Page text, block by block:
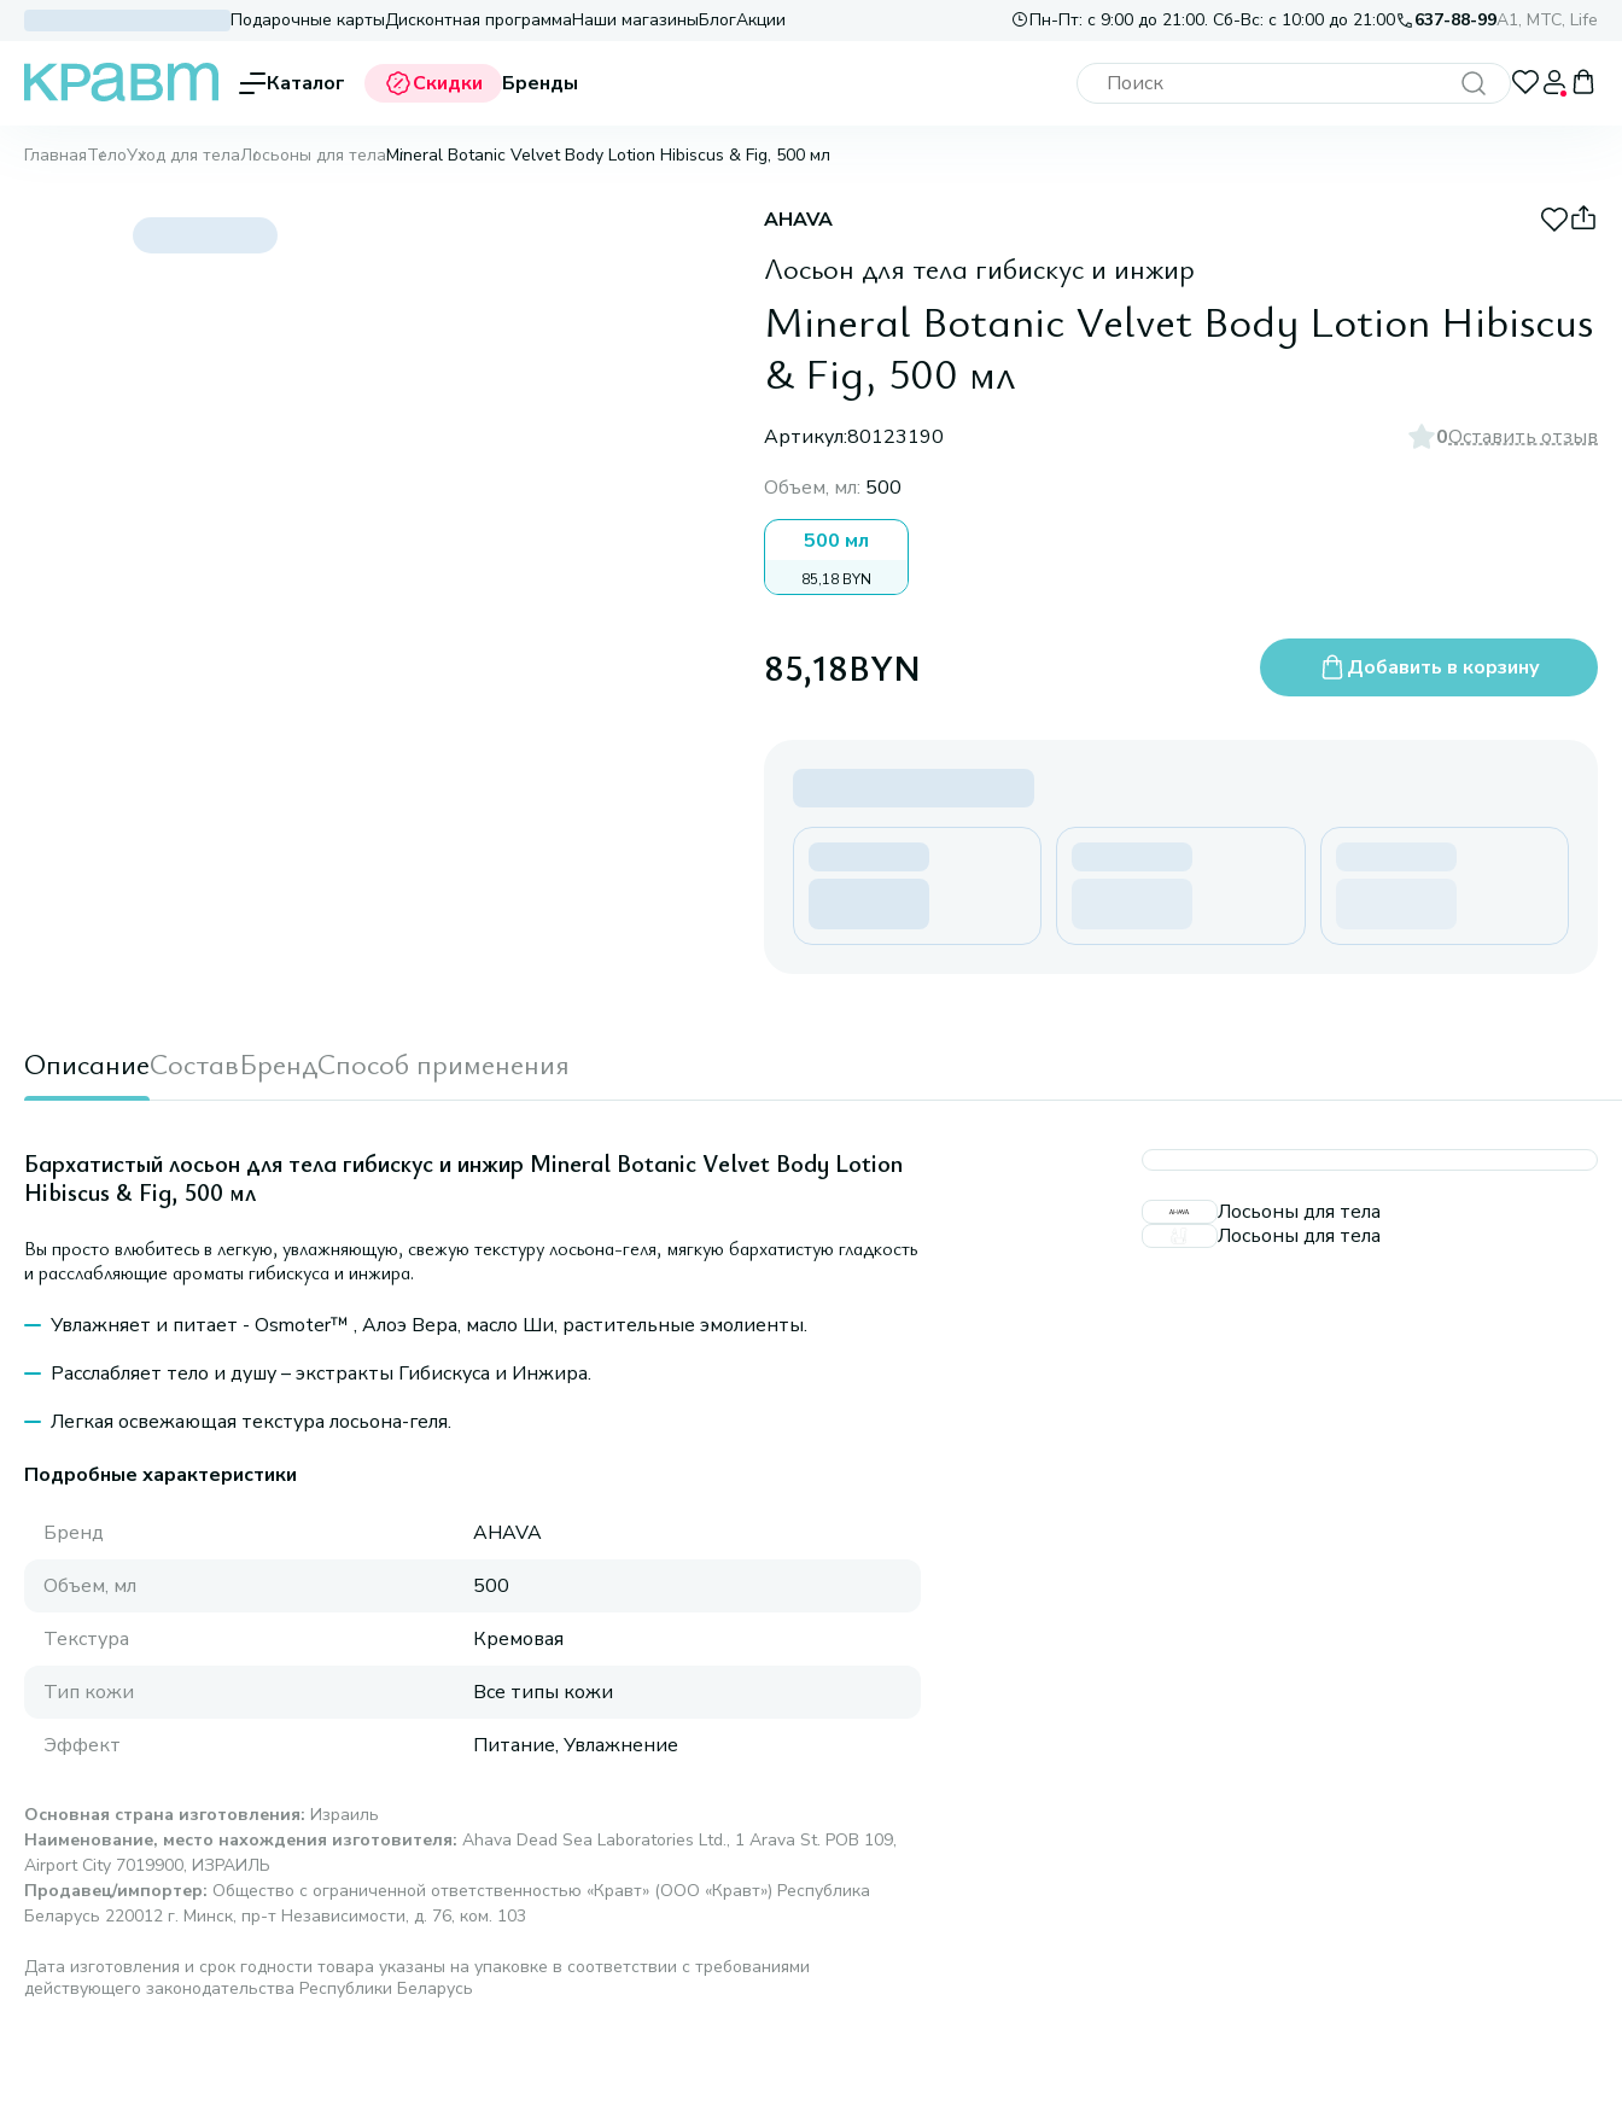
Подарочные картыДисконтная программаНаши магазиныБлогАкции Пн-Пт: с 9:00 до 21:00. Сб-Вс: с 10:00 до 21:00 637-88-99A1, МТС, Life
Каталог Скидки Бренды
ГлавнаяТелоУход для телаЛосьоны для телаMineral Botanic Velvet Body Lotion Hibiscus & Fig, 500 мл
AHAVA
Лосьон для тела гибискус и инжир
Mineral Botanic Velvet Body Lotion Hibiscus
& Fig, 500 мл
Артикул:80123190 0Оставить отзыв
Объем, мл: 500
500 мл
85,18 BYN
85,18BYN Добавить в корзину
ОписаниеСоставБрендСпособ применения
Бархатистый лосьон для тела гибискус и инжир Mineral Botanic Velvet Body Lotion
Hibiscus & Fig, 500 мл
Вы просто влюбитесь в легкую, увлажняющую, свежую текстуру лосьона-геля, мягкую бархатистую гладкость
и расслабляющие ароматы гибискуса и инжира.
Увлажняет и питает - Osmoter™ , Алоэ Вера, масло Ши, растительные эмолиенты.
Расслабляет тело и душу – экстракты Гибискуса и Инжира.
Легкая освежающая текстура лосьона-геля.
Подробные характеристики
Бренд
AHAVA
Объем, мл
500
Текстура
Кремовая
Тип кожи
Все типы кожи
Эффект
Питание, Увлажнение
Основная страна изготовления: Израиль
Наименование, место нахождения изготовителя: Ahava Dead Sea Laboratories Ltd., 1 Arava St. POB 109,
Airport City 7019900, ИЗРАИЛЬ
Продавец/импортер: Общество с ограниченной ответственностью «Кравт» (ООО «Кравт») Республика
Беларусь 220012 г. Минск, пр-т Независимости, д. 76, ком. 103
Дата изготовления и срок годности товара указаны на упаковке в соответствии с требованиями
действующего законодательства Республики Беларусь
Лосьоны для тела
Лосьоны для тела